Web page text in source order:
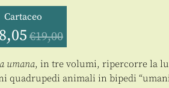
Cartaceo
€19,00
umana, in tre volumi, ripercorre la
quadrupedi animali in bipedi